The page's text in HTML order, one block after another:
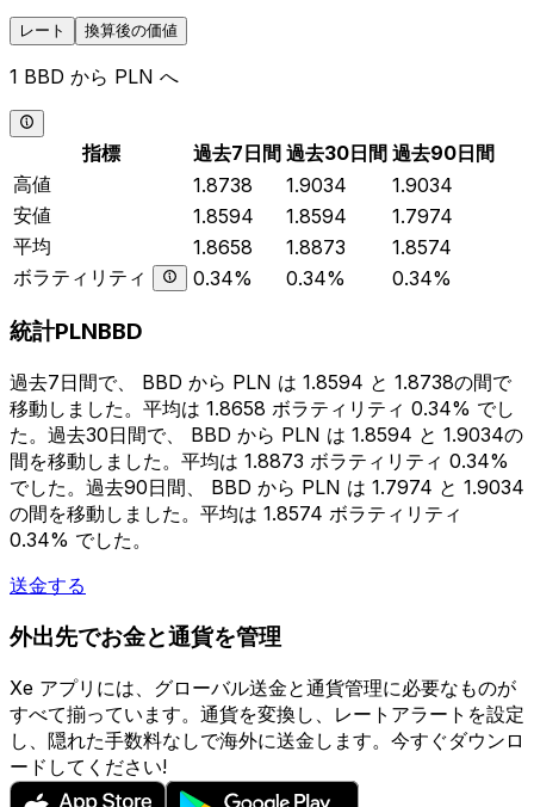
レート 換算後の価値
1 BBD から PLN へ
指標 過去7日間 過去30日間 過去90日間
高値
1.8738 1.9034
1.9034
安値
1.8594 1.8594
1.7974
平均
1.8658 1.8873
1.8574
ボラティリティ
0.34% 0.34% 0.34%
統計PLNBBD
過去7日間で、 BBD から PLN は 1.8594 と 1.8738の間で
移動しました。平均は 1.8658 ボラティリティ 0.34% でし
た。過去30日間で、 BBD から PLN は 1.8594 と 1.9034の
間を移動しました。平均は 1.8873 ボラティリティ 0.34%
でした。過去90日間、 BBD から PLN は 1.7974 と 1.9034
の間を移動しました。平均は 1.8574 ボラティリティ
0.34% でした。
送金する
外出先でお金と通貨を管理
Xe アプリには、グローバル送金と通貨管理に必要なものが
すべて揃っています。通貨を変換し、レートアラートを設定
し、隠れた手数料なしで海外に送金します。今すぐダウンロ
ードしてください!